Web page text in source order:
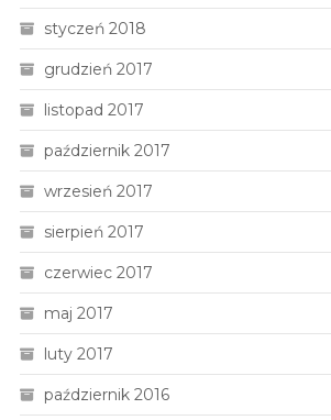
styczeń 2018
grudzień 2017
listopad 2017
październik 2017
wrzesień 2017
sierpień 2017
czerwiec 2017
maj 2017
luty 2017
październik 2016